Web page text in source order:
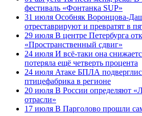
фестиваль «Фонтанка SUP»
31 июля Особняк Воронцова-
отреставрируют и превратят в
29 июля В центре Петербурга
«Пространственный сдвиг»
24 июля И всё-таки она
потеряла ещё четверть процента
24 июля Атаке БПЛА
птицефабрика в регионе
20 июля В России определяют
отрасли»
17 июля В Парголово прошли